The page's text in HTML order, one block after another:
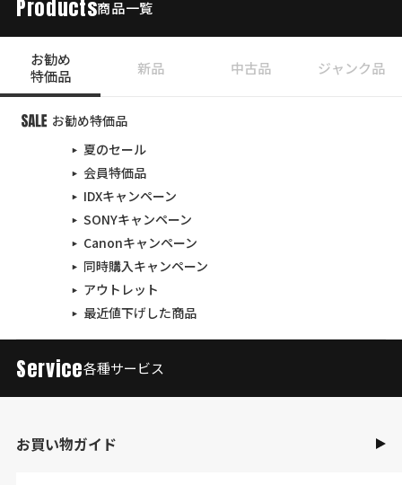
Products商品一覧
お勧め
特価品
新品 中古品 ジャンク品
お勧め特価品
夏のセール
会員特価品
IDXキャンペーン
SONYキャンペーン
Canonキャンペーン
同時購入キャンペーン
アウトレット
最近値下げした商品
Service各種サービス
お買い物ガイド